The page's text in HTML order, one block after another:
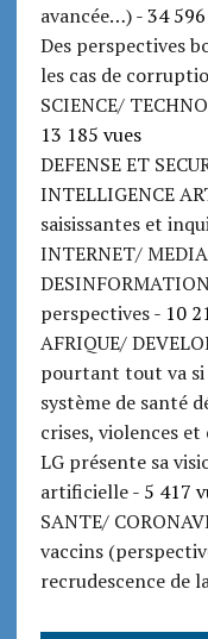
avancée…)- 34 596
Des perspectives
les cas de
SCIENCE/
13 185 vues
DEFENSE ET
INTELLIGENCE
saisissantes et
INTERNET/
perspectives- 10
AFRIQUE/
pourtant tout va
système de santé
crises, violences
LG présente sa
artificielle- 5 417
SANTE/
vaccins
recrudescence de